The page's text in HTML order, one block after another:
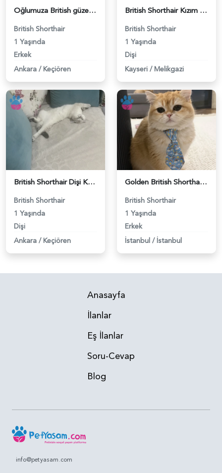
Oğlumuza British güzel dişi arıyoruz - 118984620
British Shorthair
1 Yaşında
Erkek
Ankara / Keçiören
British Shorthair Kızım Mila'ya eş arıyorum - 118984614
British Shorthair
1 Yaşında
Dişi
Kayseri / Melikgazi
British Shorthair Dişi Kedim Eş Arıyor - 118984618
British Shorthair
1 Yaşında
Dişi
Ankara / Keçiören
Golden British Shorthair 1 Yaşında Eş Arıyor - 118984604
British Shorthair
1 Yaşında
Erkek
İstanbul / İstanbul
Anasayfa
İlanlar
Eş İlanlar
Soru-Cevap
Blog
info@petyasam.com